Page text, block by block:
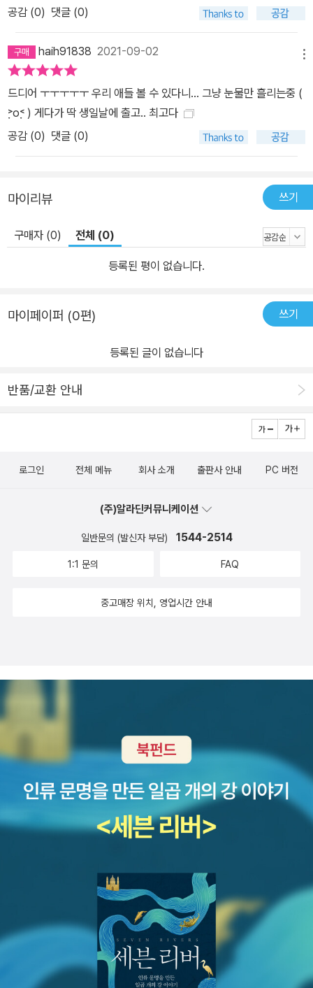
공감 (0) 댓글 (0)
haih91838 2021-09-02
드디어 ㅜㅜㅜㅜㅜ 우리 애들 볼 수 있다니… 그냥 눈물만 흘리는중 (
˃̣̣̣̣o˂̣̣̣̣ ) 게다가 딱 생일날에 출고.. 최고다
공감 (0) 댓글 (0)
마이리뷰 쓰기
구매자 (0) 전체 (0)
등록된 평이 없습니다.
마이페이퍼 (0편) 쓰기
등록된 글이 없습니다
반품/교환 안내
로그인 전체 메뉴 회사 소개 출판사 안내 PC 버전
(주)알라딘커뮤니케이션
일반문의 (발신자 부담) 1544-2514
1:1 문의 FAQ
중고매장 위치, 영업시간 안내